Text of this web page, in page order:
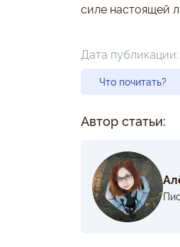
силе настоящей
Дата публикации:
Что почитать?
Автор статьи: